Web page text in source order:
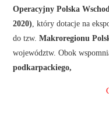
Operacyjny Polska
2020), który dotacje na
do tzw.Makroregionu
województw. Obok
podkarpackiego,